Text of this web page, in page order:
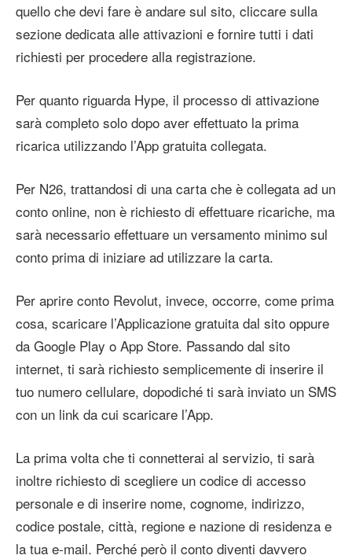
quello che devi fare è andare sul sito, cliccare sulla
sezione dedicata alle attivazioni e fornire tutti i dati
richiesti per procedere alla registrazione.
Per quanto riguarda Hype, il processo di attivazione
sarà completo solo dopo aver effettuato la prima
ricarica utilizzando l’App gratuita collegata.
Per N26, trattandosi di una carta che è collegata ad un
conto online, non è richiesto di effettuare ricariche, ma
sarà necessario effettuare un versamento minimo sul
conto prima di iniziare ad utilizzare la carta.
Per aprire conto Revolut, invece, occorre, come prima
cosa, scaricare l’Applicazione gratuita dal sito oppure
da Google Play o App Store. Passando dal sito
internet, ti sarà richiesto semplicemente di inserire il
tuo numero cellulare, dopodiché ti sarà inviato un SMS
con un link da cui scaricare l’App.
La prima volta che ti connetterai al servizio, ti sarà
inoltre richiesto di scegliere un codice di accesso
personale e di inserire nome, cognome, indirizzo,
codice postale, città, regione e nazione di residenza e
la tua e-mail. Perché però il conto diventi davvero